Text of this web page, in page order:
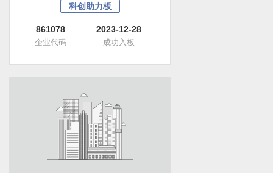
科创助力板
861078
企业代码
2023-12-28
成功入板